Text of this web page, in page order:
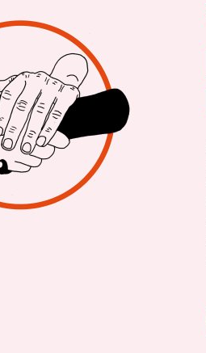
dpa| Nach dem umstrittenen
Nationalgardein der US-
Menschen mit Gefängnis.
Obdachlosenunterkünfte
Suchtproblemen oder
Sprecherin Karoline Leavitt
Aufforderung der Polizei
wegen angeblich
ausgerufen und nach